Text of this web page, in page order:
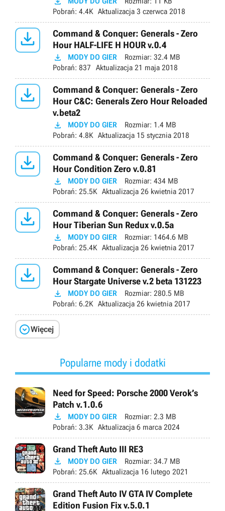
Pobrań: 4.4K Aktualizacja 3 czerwca 2018

Command & Conquer: Generals - Zero
Hour HALF-LIFE H HOUR v.0.4
 MODY DO GIER Rozmiar: 32.4 MB
Pobrań: 837 Aktualizacja 21 maja 2018

Command & Conquer: Generals - Zero
Hour C&C: Generals Zero Hour Reloaded
v.beta2
 MODY DO GIER Rozmiar: 1.4 MB
Pobrań: 4.8K Aktualizacja 15 stycznia 2018

Command & Conquer: Generals - Zero
Hour Condition Zero v.0.81
 MODY DO GIER Rozmiar: 434 MB
Pobrań: 25.5K Aktualizacja 26 kwietnia 2017

Command & Conquer: Generals - Zero
Hour Tiberian Sun Redux v.0.5a
 MODY DO GIER Rozmiar: 1464.6 MB
Pobrań: 25.4K Aktualizacja 26 kwietnia 2017

Command & Conquer: Generals - Zero
Hour Stargate Universe v.2 beta 131223
 MODY DO GIER Rozmiar: 280.5 MB
Pobrań: 6.2K Aktualizacja 26 kwietnia 2017
Więcej
Popularne mody i dodatki
Need for Speed: Porsche 2000 Verok’s
Patch v.1.0.6
 MODY DO GIER Rozmiar: 2.3 MB
Pobrań: 3.3K Aktualizacja 6 marca 2024
Grand Theft Auto III RE3
 MODY DO GIER Rozmiar: 34.7 MB
Pobrań: 25.6K Aktualizacja 16 lutego 2021
Grand Theft Auto IV GTA IV Complete
Edition Fusion Fix v.5.0.1